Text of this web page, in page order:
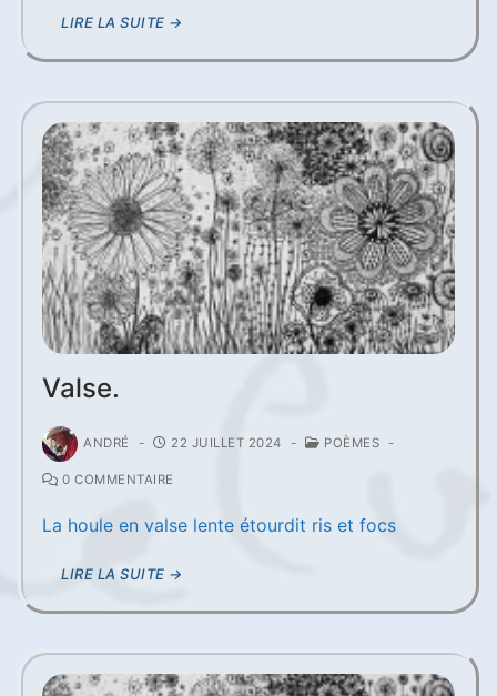
LIRE LA SUITE →
Valse.
ANDRÉ - 22 JUILLET 2024 - POÈMES -
0 COMMENTAIRE
La houle en valse lente étourdit ris et focs
LIRE LA SUITE →